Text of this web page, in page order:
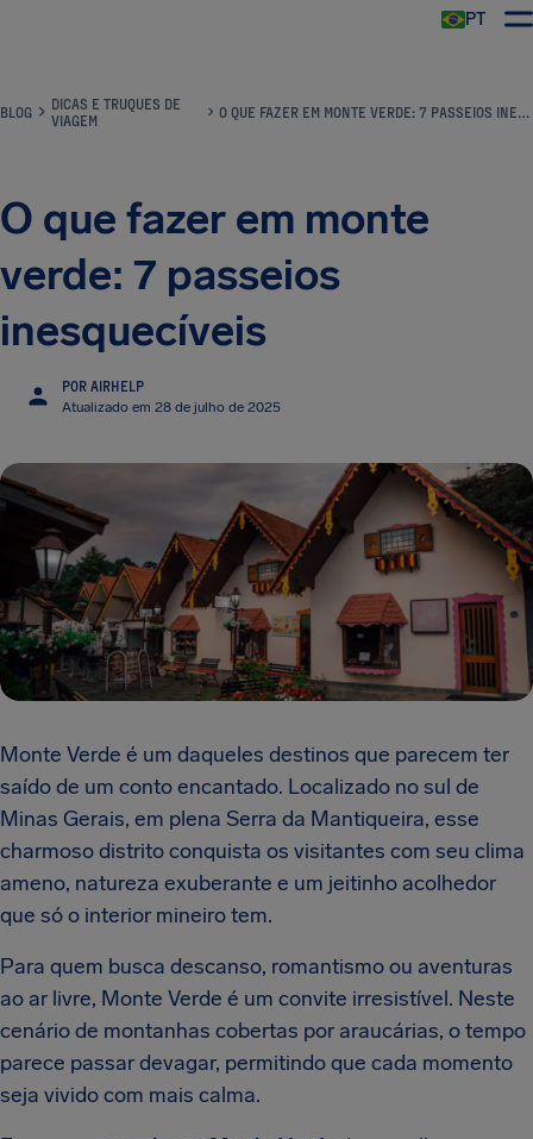
PT
BLOG
DICAS E TRUQUES DE
VIAGEM
O QUE FAZER EM MONTE VERDE: 7 PASSEIOS INESQUECÍVEIS
O que fazer em monte
verde: 7 passeios
inesquecíveis
POR AIRHELP
Atualizado em 28 de julho de 2025
Monte Verde é um daqueles destinos que parecem ter
saído de um conto encantado. Localizado no sul de
Minas Gerais, em plena Serra da Mantiqueira, esse
charmoso distrito conquista os visitantes com seu clima
ameno, natureza exuberante e um jeitinho acolhedor
que só o interior mineiro tem.
Para quem busca descanso, romantismo ou aventuras
ao ar livre, Monte Verde é um convite irresistível. Neste
cenário de montanhas cobertas por araucárias, o tempo
parece passar devagar, permitindo que cada momento
seja vivido com mais calma.